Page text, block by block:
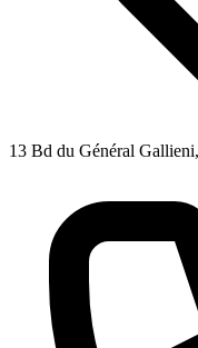
13 Bd du Général